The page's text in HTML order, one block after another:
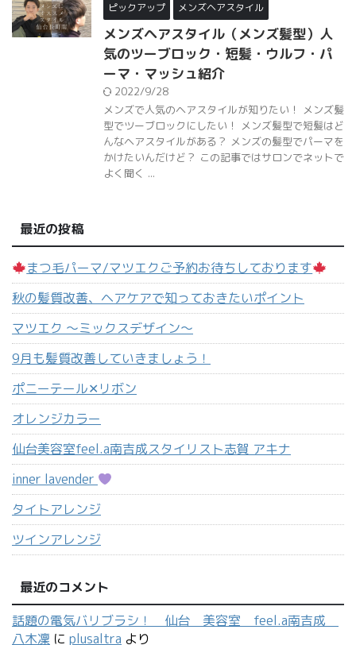
ピックアップ メンズヘアスタイル
メンズヘアスタイル（メンズ髪型）人
気のツーブロック・短髪・ウルフ・パ
ーマ・マッシュ紹介
2022/9/28
メンズで人気のヘアスタイルが知りたい！ メンズ髪
型でツーブロックにしたい！ メンズ髪型で短髪はど
んなヘアスタイルがある？ メンズの髪型でパーマを
かけたいんだけど？ この記事ではサロンでネットで
よく聞く ...
最近の投稿
まつ毛パーマ/マツエクご予約お待ちしております
秋の髪質改善、ヘアケアで知っておきたいポイント
マツエク 〜ミックスデザイン〜
9月も髪質改善していきましょう！
ポニーテール‪✕‬リボン
オレンジカラー
仙台美容室feel.a南吉成スタイリスト志賀 アキナ
inner lavender
タイトアレンジ
ツインアレンジ
最近のコメント
話題の電気バリブラシ！ 仙台 美容室 feel.a南吉成
八木凜 に plusaltra より